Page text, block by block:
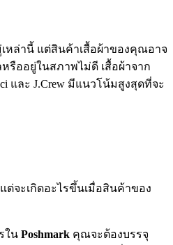
ล่านี้ แต่สินค้าเสื้อผ้าของคุณอาจ
รืออยู่ในสภาพไม่ดี เสื้อผ้าจาก
และ J.Crew มีแนวโน้มสูงสุดที่จะ
ต่จะเกิดอะไรขึ้นเมื่อสินค้าของ
ใน Poshmark คุณจะต้องบรรจุ